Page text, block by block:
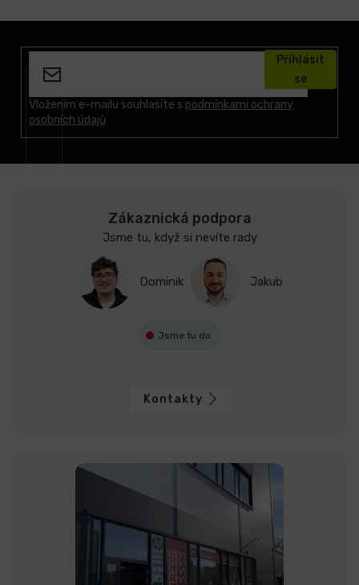
Vložením e-mailu souhlasíte s podmínkami ochrany
osobních údajů
Přihlásit
se
Zákaznická podpora
Jsme tu, když si nevíte rady
Dominik Jakub
Jsme tu do
Kontakty